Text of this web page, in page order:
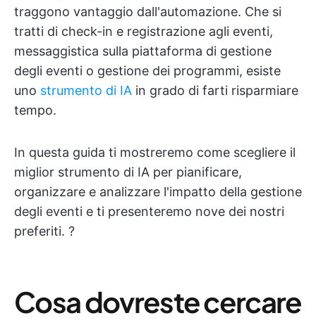
traggono vantaggio dall'automazione. Che si
tratti di check-in e registrazione agli eventi,
messaggistica sulla piattaforma di gestione
degli eventi o gestione dei programmi, esiste
uno strumento di IA in grado di farti risparmiare
tempo.
In questa guida ti mostreremo come scegliere il
miglior strumento di IA per pianificare,
organizzare e analizzare l'impatto della gestione
degli eventi e ti presenteremo nove dei nostri
preferiti. ?️
Cosa dovreste cercare